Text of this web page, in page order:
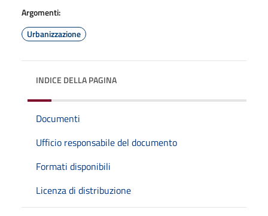
Argomenti:
Urbanizzazione
INDICE DELLA PAGINA
Documenti
Ufficio responsabile del documento
Formati disponibili
Licenza di distribuzione